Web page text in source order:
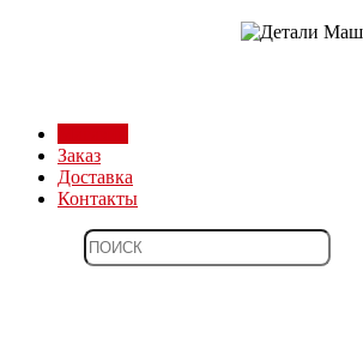
Заказ
Доставка
Контакты